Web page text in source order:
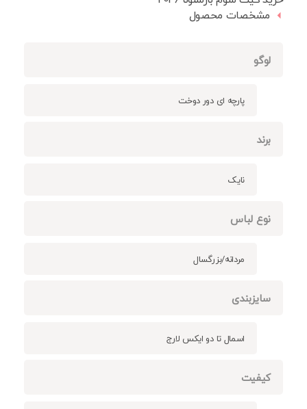
مشخصات محصول
لوگو
پارچه ای دور دوخت
برند
نایک
نوع لباس
مردانه/بزرگسال
سایزبندی
اسمال تا دو ایکس لارج
کیفیت